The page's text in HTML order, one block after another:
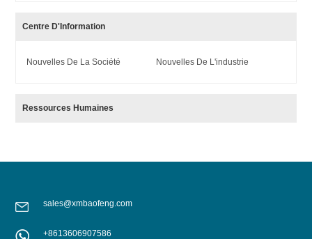
Centre D'Information
Nouvelles De La Société Nouvelles De L'industrie
Ressources Humaines
sales@xmbaofeng.com
+8613606907586